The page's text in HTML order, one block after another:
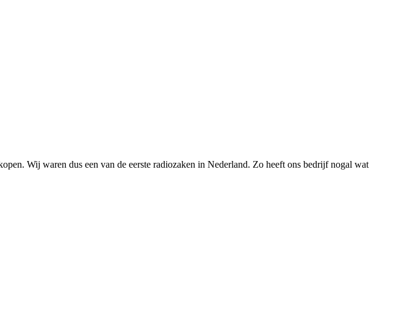
Wij waren dus een van de eerste radiozaken in Nederland. Zo heeft ons bedrijf nogal wat